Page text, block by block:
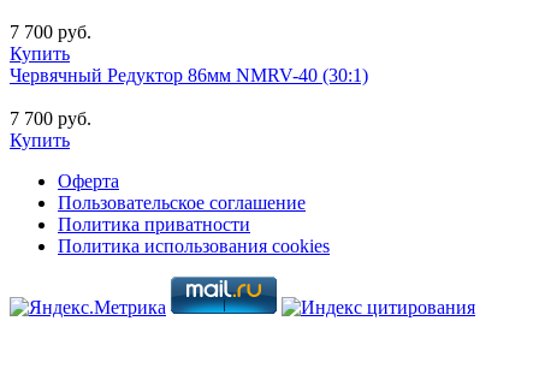
7 700 руб.
Купить
Червячный Редуктор 86мм NMRV-40 (30:1)
7 700 руб.
Купить
Оферта
Пользовательское соглашение
Политика приватности
Политика использования cookies